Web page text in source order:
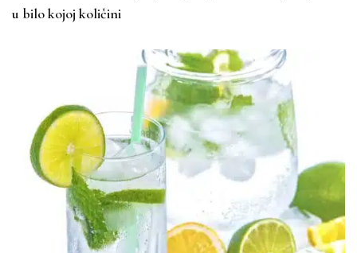
u bilo kojoj količini